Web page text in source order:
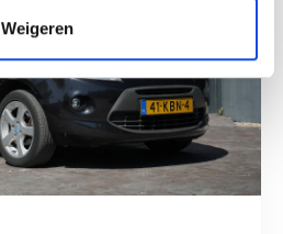
Weigeren